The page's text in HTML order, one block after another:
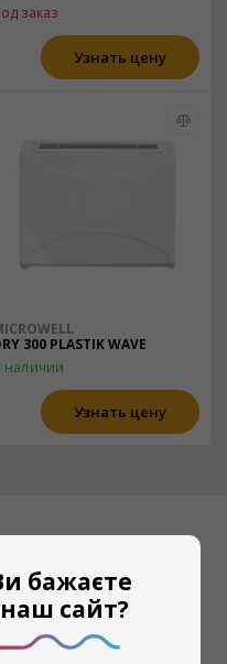
заказ
Узнать цену
300 PLASTIK WAVE
наличии
Узнать цену
в
бажаєте
сайт?